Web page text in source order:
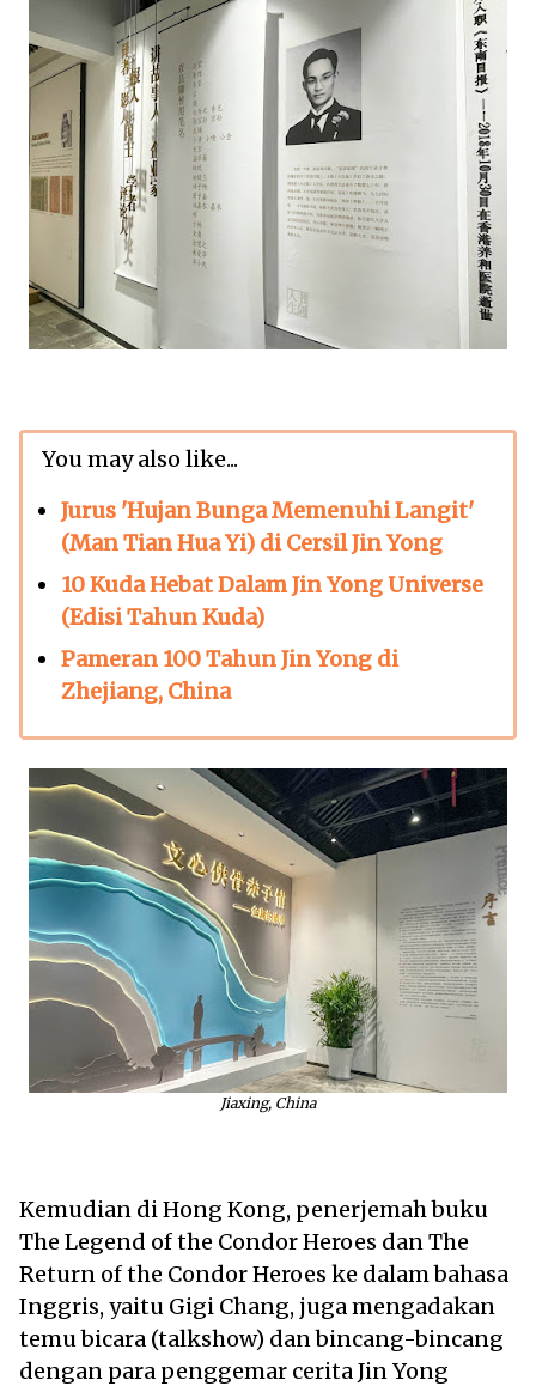
You may also like...
Jurus 'Hujan Bunga Memenuhi Langit'
(Man Tian Hua Yi) di Cersil Jin Yong
10 Kuda Hebat Dalam Jin Yong Universe
(Edisi Tahun Kuda)
Pameran 100 Tahun Jin Yong di
Zhejiang, China
Jiaxing, China
Kemudian di Hong Kong, penerjemah buku
The Legend of the Condor Heroes dan The
Return of the Condor Heroes ke dalam bahasa
Inggris, yaitu Gigi Chang, juga mengadakan
temu bicara (talkshow) dan bincang-bincang
dengan para penggemar cerita Jin Yong